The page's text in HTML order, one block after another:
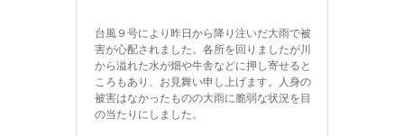
台風９号により昨日から降り注いだ大雨で被
害が心配されました。各所を回りましたが川
から溢れた水が畑や牛舎などに押し寄せると
ころもあり、お見舞い申し上げます。人身の
被害はなかったものの大雨に脆弱な状況を目
の当たりにしました。